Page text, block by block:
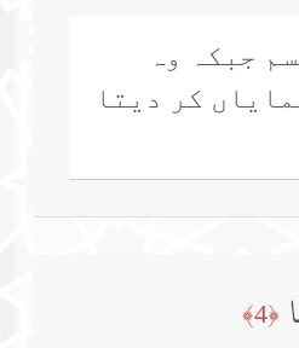
جبکہ وہ
کر دیتا
﴿4﴾